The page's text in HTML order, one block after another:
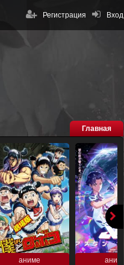
Вход
Регистрация
Главная
аниме аниме